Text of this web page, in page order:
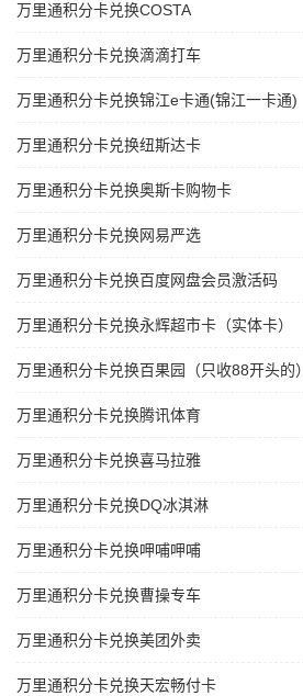
万里通积分卡兑换COSTA
万里通积分卡兑换滴滴打车
万里通积分卡兑换锦江e卡通(锦江一卡通)
万里通积分卡兑换纽斯达卡
万里通积分卡兑换奥斯卡购物卡
万里通积分卡兑换网易严选
万里通积分卡兑换百度网盘会员激活码
万里通积分卡兑换永辉超市卡（实体卡）
万里通积分卡兑换百果园（只收88开头的）
万里通积分卡兑换腾讯体育
万里通积分卡兑换喜马拉雅
万里通积分卡兑换DQ冰淇淋
万里通积分卡兑换呷哺呷哺
万里通积分卡兑换曹操专车
万里通积分卡兑换美团外卖
万里通积分卡兑换天宏畅付卡